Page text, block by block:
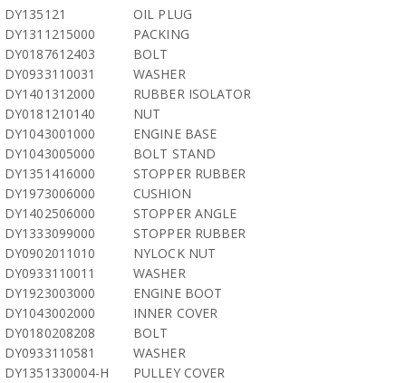
DY135121
OIL PLUG
DY1311215000
PACKING
DY0187612403
BOLT
DY0933110031
WASHER
DY1401312000
RUBBER ISOLATOR
DY0181210140
NUT
DY1043001000
ENGINE BASE
DY1043005000
BOLT STAND
DY1351416000
STOPPER RUBBER
DY1973006000
CUSHION
DY1402506000
STOPPER ANGLE
DY1333099000
STOPPER RUBBER
DY0902011010
NYLOCK NUT
DY0933110011
WASHER
DY1923003000
ENGINE BOOT
DY1043002000
INNER COVER
DY0180208208
BOLT
DY0933110581
WASHER
DY1351330004-H
PULLEY COVER